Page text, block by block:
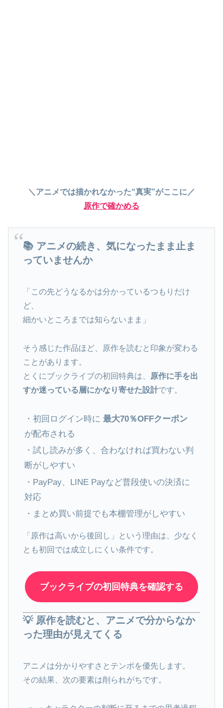
＼アニメでは描かれなかった“真実”がここに／
原作で確かめる
📚 アニメの続き、気になったまま止ま
っていませんか
「この先どうなるかは分かっているつもりだけ
ど、
細かいところまでは知らないまま」
そう感じた作品ほど、原作を読むと印象が変わる
ことがあります。
とくにブックライブの初回特典は、
原作に手を出
すか迷っている層にかなり寄せた設計です。
・初回ログイン時に最大70％OFFクーポン
が配布される
・試し読みが多く、合わなければ買わない判
断がしやすい
・PayPay、LINE Payなど普段使いの決済に
対応
・まとめ買い前提でも本棚管理がしやすい
「原作は高いから後回し」という理由は、少なく
とも初回では成立しにくい条件です。
ブックライブの初回特典を確認する
💡 原作を読むと、アニメで分からなか
った理由が見えてくる
アニメは分かりやすさとテンポを優先します。
その結果、次の要素は削られがちです。